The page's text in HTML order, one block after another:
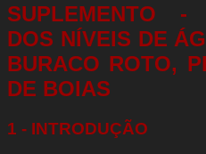
SUPLEMENTO -
DOS NÍVEIS DE
BURACO ROTO,
DE BOIAS
1 - INTRODUÇÃO